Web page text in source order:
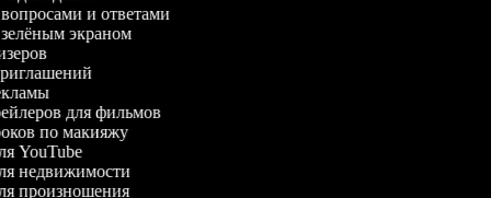
вопросами и ответами
зелёным экраном
для фильмов
по макияжу
YouTube
недвижимости
произношения